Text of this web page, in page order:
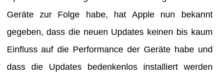
Geräte zur Folge habe, hat Apple nun bekannt
gegeben, dass die neuen Updates keinen bis kaum
Einfluss auf die Performance der Geräte habe und
dass die Updates bedenkenlos installiert werden